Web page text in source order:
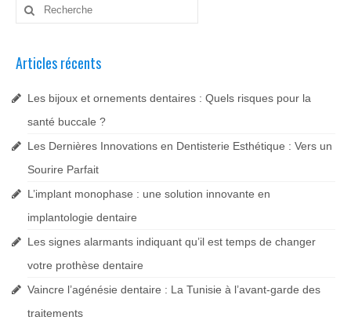
Rechercher
:
Articles récents
Les bijoux et ornements dentaires : Quels risques pour la
santé buccale ?
Les Dernières Innovations en Dentisterie Esthétique : Vers un
Sourire Parfait
L’implant monophase : une solution innovante en
implantologie dentaire
Les signes alarmants indiquant qu’il est temps de changer
votre prothèse dentaire
Vaincre l’agénésie dentaire : La Tunisie à l’avant-garde des
traitements